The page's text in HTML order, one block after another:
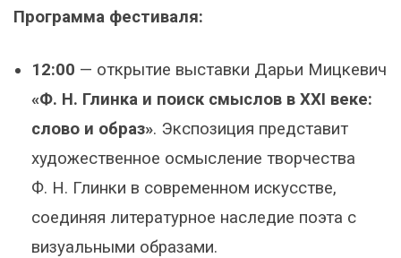
Программа фестиваля:
12:00 — открытие выставки Дарьи Мицкевич
«Ф. Н. Глинка и поиск смыслов в XXI веке:
слово и образ». Экспозиция представит
художественное осмысление творчества
Ф. Н. Глинки в современном искусстве,
соединяя литературное наследие поэта с
визуальными образами.